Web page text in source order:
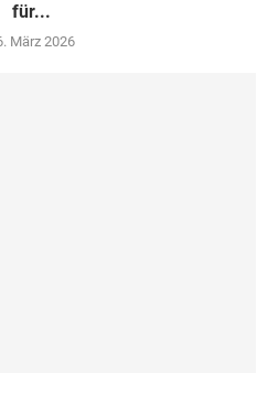
für...
März 2026